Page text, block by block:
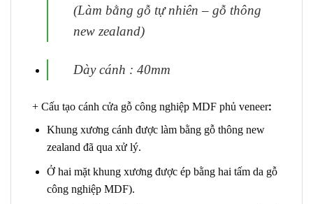
(Làm bằng gỗ tự nhiên – gỗ thông
new zealand)
Dày cánh : 40mm
+ Cấu tạo cánh cửa gỗ công nghiệp MDF phủ veneer:
Khung xương cánh được làm bằng gỗ thông new
zealand đã qua xử lý.
Ở hai mặt khung xương được ép bằng hai tấm da gỗ
công nghiệp MDF).